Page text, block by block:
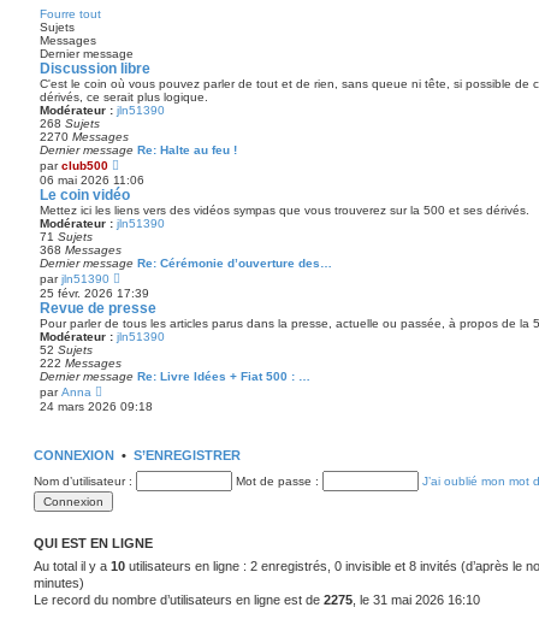
s
s
a
g
e
e
r
n
i
e
m
e
s
s
a
g
e
Fourre tout
Sujets
Messages
Dernier message
Discussion libre
C'est le coin où vous pouvez parler de tout et de rien, sans queue ni tête, si possible de
dérivés, ce serait plus logique.
Modérateur : jln51390
268 Sujets
2270 Messages
Dernier message Re: Halte au feu !
parclub500
o
i
r
l
e
e
r
n
i
e
m
e
s
s
a
g
e
06 mai 2026 11:06
Le coin vidéo
Mettez ici les liens vers des vidéos sympas que vous trouverez sur la 500 et ses dérivés.
Modérateur : jln51390
71 Sujets
368 Messages
Dernier message Re: Cérémonie d’ouverture des…
parjln51390
o
i
r
e
e
r
i
e
s
25 févr. 2026 17:39
Revue de presse
Pour parler de tous les articles parus dans la presse, actuelle ou passée, à propos de la
Modérateur : jln51390
52 Sujets
222 Messages
Dernier message Re: Livre Idées + Fiat 500 : …
parAnna
o
i
e
e
r
n
r
e
s
24 mars 2026 09:18
CONNEXION • S’ENREGISTRER
Nom d’utilisateur : Mot de passe : J’ai oublié mon mot
QUI EST EN LIGNE
Au total il y a 10 utilisateurs en ligne : 2 enregistrés, 0 invisible et 8 invités (d’après le
minutes)
Le record du nombre d’utilisateurs en ligne est de 2275 , le 31 mai 2026 16:10